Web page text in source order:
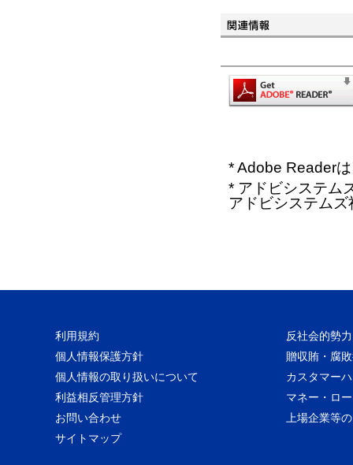
* Adobe Reader
* アドビシステム
アドビシステム
利用規約
反社会的勢
個人情報保護方針
贈収賄・腐
個人情報の取り扱いについて
カスタマー
利益相反管理方針
マネー・ロ
お問い合わせ
上場企業等
サイトマップ